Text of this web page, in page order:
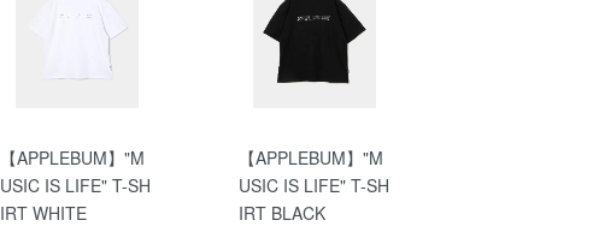
【APPLEBUM】"M
USIC IS LIFE" T-SH
IRT WHITE
【APPLEBUM】"M
USIC IS LIFE" T-SH
IRT BLACK